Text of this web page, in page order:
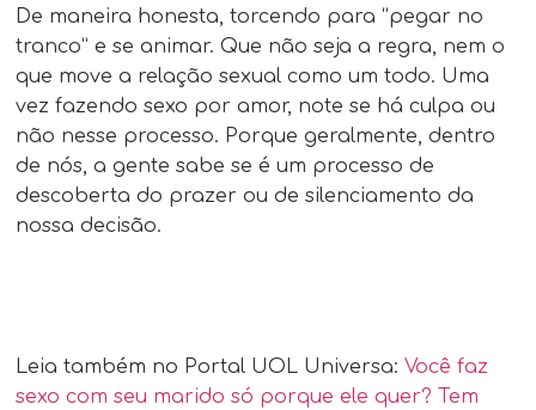
De maneira honesta, torcendo para “pegar no
tranco” e se animar. Que não seja a regra, nem o
que move a relação sexual como um todo. Uma
vez fazendo sexo por amor, note se há culpa ou
não nesse processo. Porque geralmente, dentro
de nós, a gente sabe se é um processo de
descoberta do prazer ou de silenciamento da
nossa decisão.
Leia também no Portal UOL Universa: Você faz
sexo com seu marido só porque ele quer? Tem